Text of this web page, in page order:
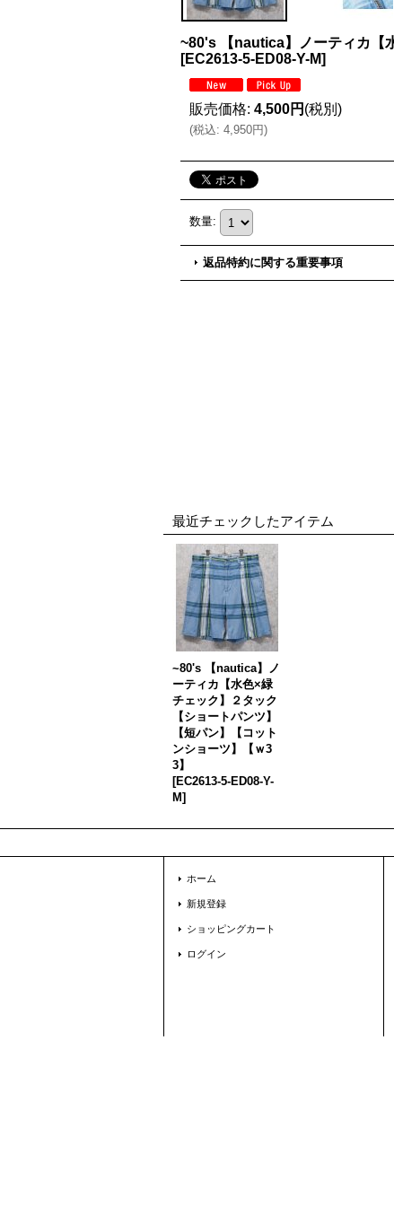
~80's 【nautica】ノーティカ【
[EC2613-5-ED08-Y-M]
販売価格: 4,500円 (税別)
(税込: 4,950円)
数量:
返品特約に関する重要事項
最近チェックしたアイテム
~80's 【nautica】ノ
ーティカ【水色×緑
チェック】２タック
【ショートパンツ】
【短パン】【コット
ンショーツ】【ｗ3
3】
[EC2613-5-ED08-Y-
M]
ホーム
新規登録
ショッピングカート
ログイン